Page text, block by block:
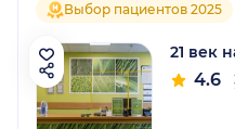
Выбор пациентов 2025
21 век
4.6